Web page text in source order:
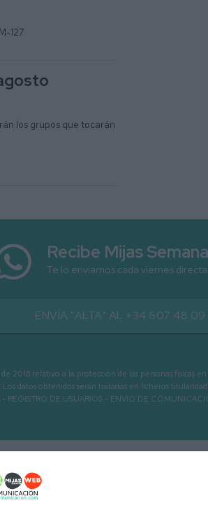
127
los grupos que tocarán
Recibe Mijas
Te lo enviamos cada viernes
ENVÍA "ALTA" AL +34 607 48 09
relativo a la protección de las personas físicas
datos obtenidos serán tratados en ficheros
DE USUARIOS - ENVIO DE